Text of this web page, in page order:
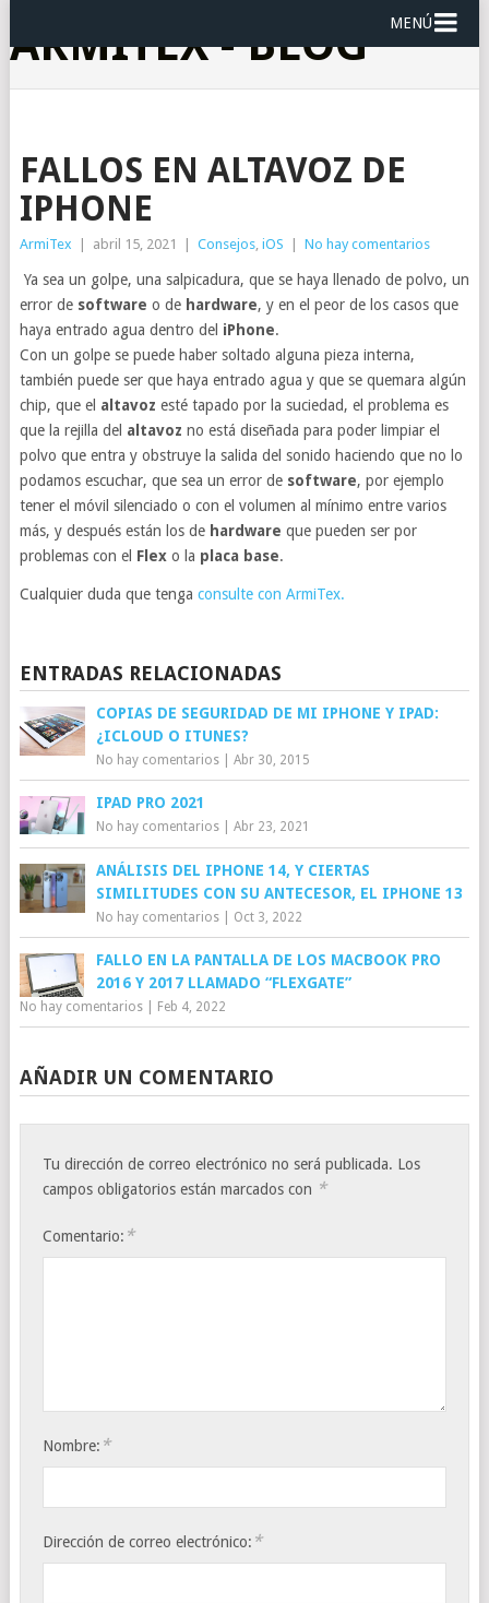
ARMITEX - BLOG MENÚ
FALLOS EN ALTAVOZ DE
IPHONE
ArmiTex abril 15, 2021 Consejos, iOS No hay comentarios
Ya sea un golpe, una salpicadura, que se haya llenado de polvo, un
error de software o de hardware, y en el peor de los casos que
haya entrado agua dentro del iPhone.
Con un golpe se puede haber soltado alguna pieza interna,
también puede ser que haya entrado agua y que se quemara algún
chip, que el altavoz esté tapado por la suciedad, el problema es
que la rejilla del altavoz no está diseñada para poder limpiar el
polvo que entra y obstruye la salida del sonido haciendo que no lo
podamos escuchar, que sea un error de software, por ejemplo
tener el móvil silenciado o con el volumen al mínimo entre varios
más, y después están los de hardware que pueden ser por
problemas con el Flexo la placa base.
Cualquier duda que tenga consulte con ArmiTex.
ENTRADAS RELACIONADAS
COPIAS DE SEGURIDAD DE MI IPHONE Y IPAD:
¿ICLOUD O ITUNES?
No hay comentarios| Abr 30, 2015
IPAD PRO 2021
No hay comentarios| Abr 23, 2021
ANÁLISIS DEL IPHONE 14, Y CIERTAS
SIMILITUDES CON SU ANTECESOR, EL IPHONE 13
No hay comentarios| Oct 3, 2022
FALLO EN LA PANTALLA DE LOS MACBOOK PRO
2016 Y 2017 LLAMADO “FLEXGATE”
No hay comentarios| Feb 4, 2022
AÑADIR UN COMENTARIO
Tu dirección de correo electrónico no será publicada. Los
campos obligatorios están marcados con *
Comentario: *
Nombre: *
Dirección de correo electrónico: *